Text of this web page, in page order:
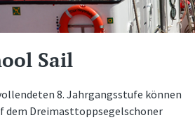
Sail
8. Jahrgangsstufe können
dem Dreimasttoppsegelschoner